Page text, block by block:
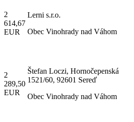
2
614,67
EUR
Lerni s.r.o.
Obec Vinohrady nad Váhom
2
289,50
EUR
Štefan Loczi, Hornočepenská
1521/60, 92601 Sereď
Obec Vinohrady nad Váhom